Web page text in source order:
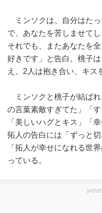
ミンソクは、自分はたっ
で、あなたを苦しませて
それでも、またあなたを
好きです」と告白。桃子
え、2人は抱き合い、キス
ミンソクと桃子が結ばれ
の言葉素敵すぎてた」「
「美しいハグとキス」「
拓人の告白には「ずっと
「拓人が幸せになれる世
っている。